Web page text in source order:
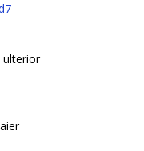
ulterior